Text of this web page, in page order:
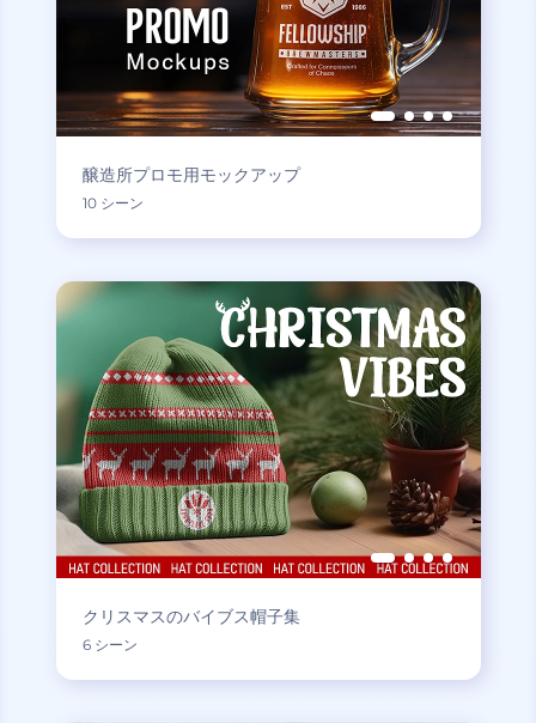
醸造所プロモ用モックアップ
10 シーン
クリスマスのバイブス帽子集
6 シーン